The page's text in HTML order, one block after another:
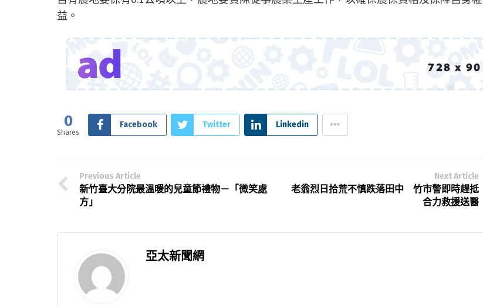
益。
0
Shares
Facebook Twitter Linkedin
Previous Article
新竹臺大分院最溫暖的兒童節禮物－「微笑處
方」
Next Article
老翁烈日拾荒不慎跌落田中 竹市警即時趕抵
合力救援送醫
亞太新聞網